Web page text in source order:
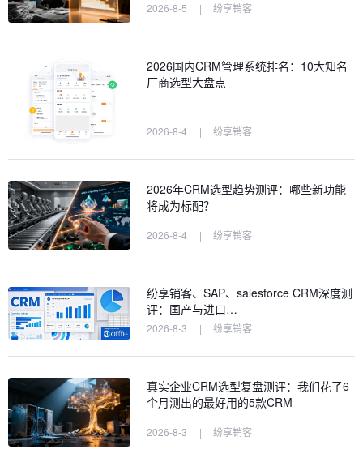
2026-8-5 | 纷享销客
2026国内CRM管理系统排名：10大知名
厂商选型大盘点
2026-8-4 | 纷享销客
2026年CRM选型趋势测评：哪些新功能
将成为标配？
2026-8-4 | 纷享销客
纷享销客、SAP、salesforce CRM深度测
评：国产与进口…
2026-8-3 | 纷享销客
真实企业CRM选型复盘测评：我们花了6
个月测出的最好用的5款CRM
2026-8-3 | 纷享销客